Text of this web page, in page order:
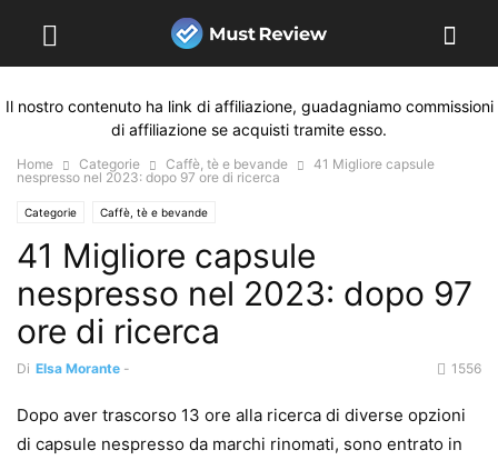
Il nostro contenuto ha link di affiliazione, guadagniamo commissioni
di affiliazione se acquisti tramite esso.
Home Categorie Caffè, tè e bevande
41 Migliore capsule
nespresso nel 2023: dopo 97 ore di ricerca
Categorie Caffè, tè e bevande
41 Migliore capsule
nespresso nel 2023: dopo 97
ore di ricerca
Di Elsa Morante - 1556
Dopo aver trascorso 13 ore alla ricerca di diverse opzioni
di capsule nespresso da marchi rinomati, sono entrato in